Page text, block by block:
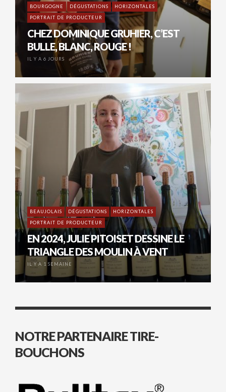
BOURGOGNE DÉGUSTATIONS
HORIZONTALES
PORTRAIT DE PRODUCTEUR
CHEZ DOMINIQUE GRUHIER, C’EST
BULLE, BLANC, ROUGE !
IL Y A 6 JOURS
BEAUJOLAIS DÉGUSTATIONS
HORIZONTALES
PORTRAIT DE PRODUCTEUR
EN 2024, JULIE PITOISET DESSINE LE
TRIANGLE DES MOULIN À VENT
IL Y A 1 SEMAINE
NOTRE PARTENAIRE TIRE-
BOUCHONS